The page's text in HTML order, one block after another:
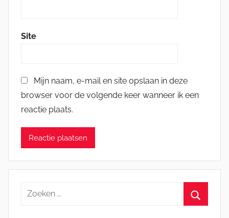
Site
Mijn naam, e-mail en site opslaan in deze
browser voor de volgende keer wanneer ik een
reactie plaats.
Zoeken